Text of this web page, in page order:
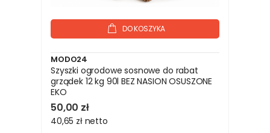
DO KOSZYKA
MODO24
Szyszki ogrodowe sosnowe do rabat
grządek 12 kg 90l BEZ NASION OSUSZONE
EKO
50,00 zł
40,65 zł netto